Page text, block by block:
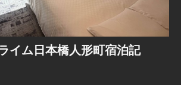
イム日本橋人形町宿泊記